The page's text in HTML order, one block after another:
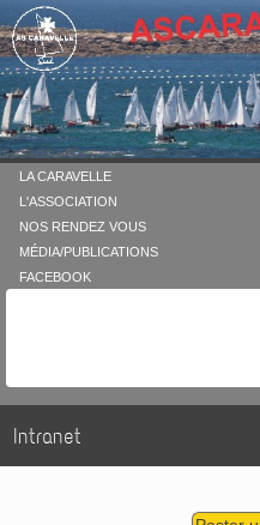
LA CARAVELLE
L'ASSOCIATION
NOS RENDEZ VOUS
MÉDIA/PUBLICATIONS
FACEBOOK
Intranet